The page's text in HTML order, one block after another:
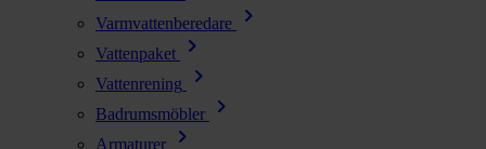
Varmvattenberedare chevron_right
Vattenpaket chevron_right
Vattenrening chevron_right
Badrumsmöbler chevron_right
Armaturer chevron_right